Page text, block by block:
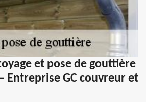
et pose de gouttière
Entreprise GC couvreur et